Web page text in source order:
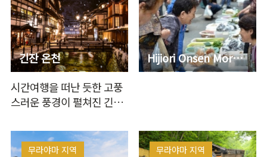
긴잔 온천
시간여행을 떠난 듯한 고풍
스러운 풍경이 펼쳐진 긴잔
목조 온천 …
Hijiori Onsen Morning Market
무라야마 지역 무라야마 지역